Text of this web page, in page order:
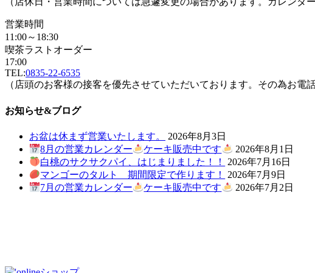
営業時間
11:00～18:30
喫茶ラストオーダー
17:00
TEL:0835-22-6535
（店頭のお客様の接客を優先させていただいております。その為お
お知らせ&ブログ
お盆は休まず営業いたします。
2026年8月3日
8月の営業カレンダー
ケーキ販売中です
2026年8月1日
白桃のサクサクパイ、はじまりました！！
2026年7月16日
マンゴーのタルト 期間限定で作ります！
2026年7月9日
7月の営業カレンダー
ケーキ販売中です 2026年7月2日